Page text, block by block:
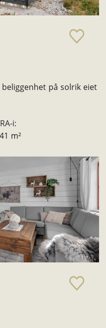
på solrik eiet
i:
m²